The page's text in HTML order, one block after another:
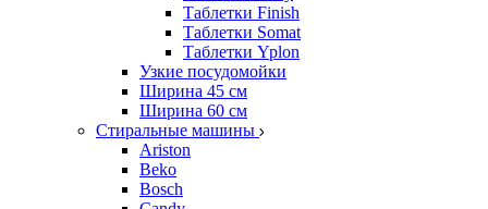
Таблетки Finish
Таблетки Somat
Таблетки Yplon
Узкие посудомойки
Ширина 45 см
Ширина 60 см
Стиральные машины
Ariston
Beko
Bosch